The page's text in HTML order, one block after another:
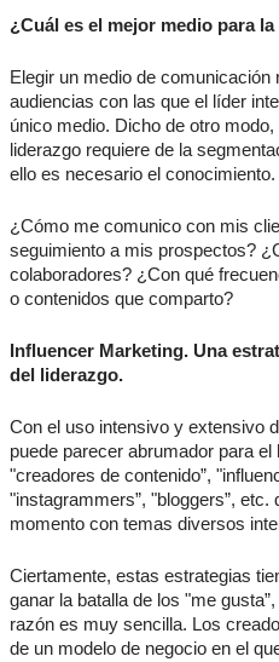
¿Cuál es el mejor medio para
Elegir un medio de comunicación
audiencias con las que el líder
único medio. Dicho de otro
liderazgo requiere de la
ello es necesario el conocimiento.
¿Cómo me comunico con mis
seguimiento a mis prospectos?
colaboradores? ¿Con qué
o contenidos que comparto?
Influencer Marketing. Una
del liderazgo.
Con el uso intensivo y extensivo
puede parecer abrumador para
"creadores de contenido”,
"instagrammers”, "bloggers”,
momento con temas diversos
Ciertamente, estas estrategias
ganar la batalla de los "me
razón es muy sencilla. Los
de un modelo de negocio en el